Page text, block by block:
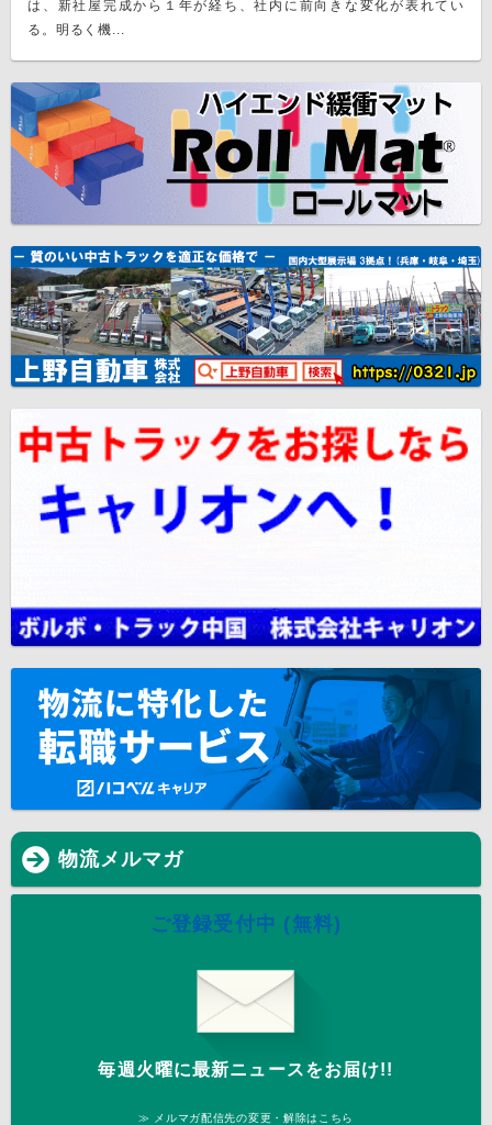
は、新社屋完成から１年が経ち、社内に前向きな変化が表れてい
る。明るく機...
物流メルマガ
ご登録受付中 (無料)
毎週火曜に最新ニュースをお届け!!
≫ メルマガ配信先の変更・解除はこちら